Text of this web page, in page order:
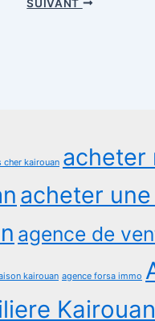
SUIVANT
cher kairouan acheter
acheter
agence de
kairouan agence forsa immo
Kairouan